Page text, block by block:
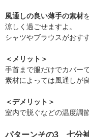
風通しの良い薄手の素材
涼しく過ごせますよ。
シャツやブラウスがおす
＜メリット＞
手首まで服だけでカバー
素材によっては風通しが
＜デメリット＞
室内で脱ぐなどの温度調
パターンその3 七分